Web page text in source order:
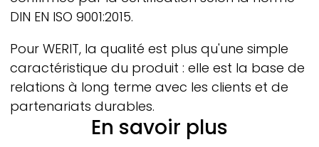
DIN EN ISO 9001:2015.
PourWERIT,la qualité est plus qu'une simple
caractéristique du produit : elle est la base de
relations à long terme avec les clients et de
partenariats durables.
En savoir plus